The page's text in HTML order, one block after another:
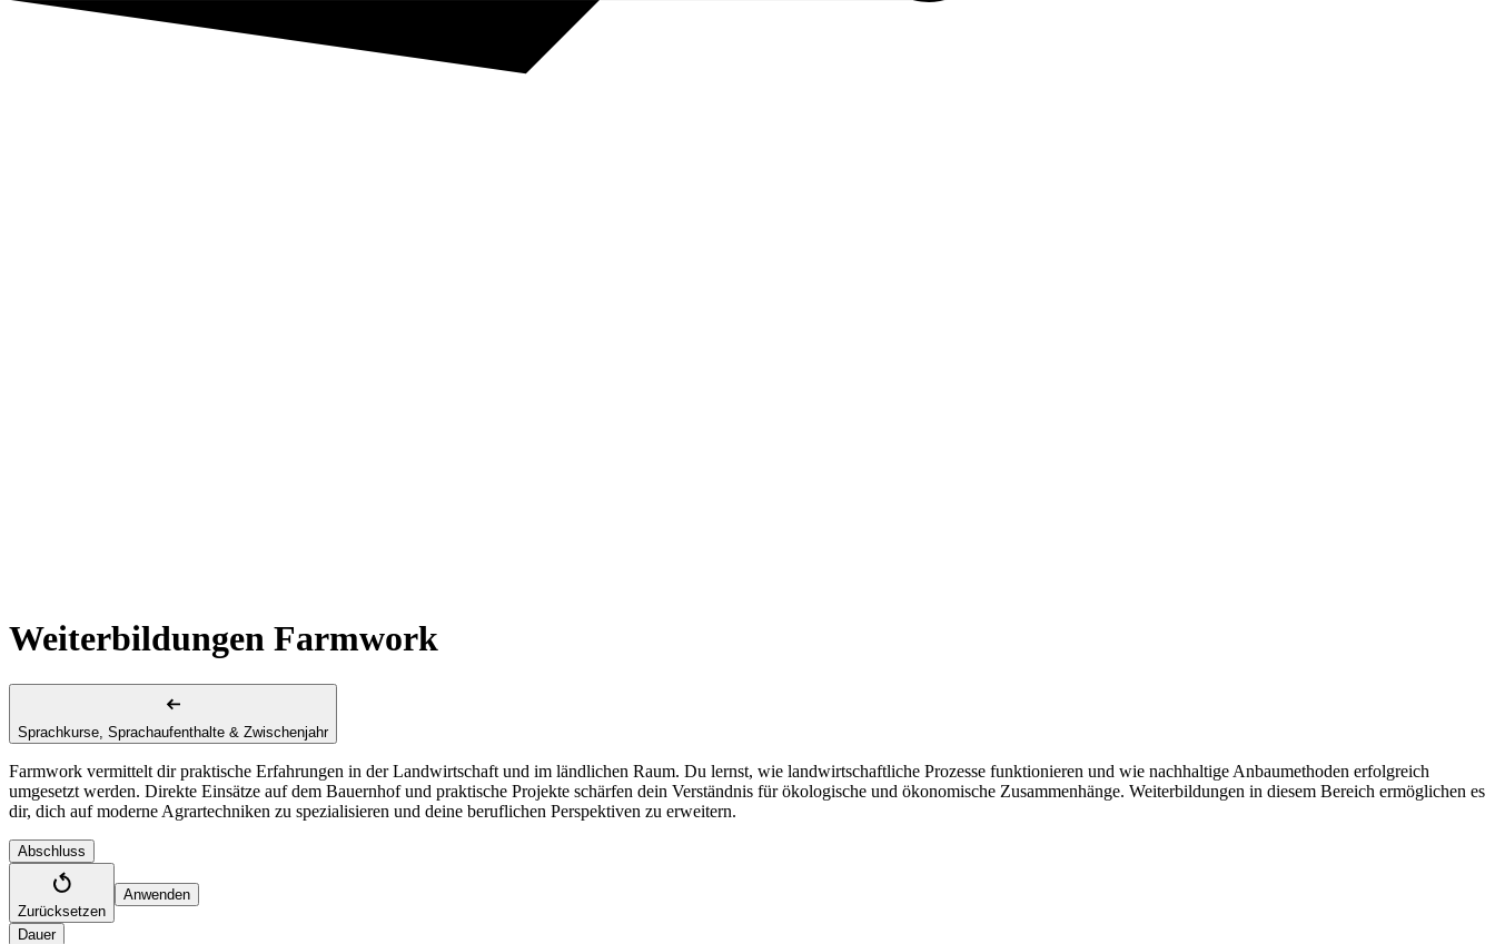
Weiterbildungen Farmwork
Sprachkurse, Sprachaufenthalte & Zwischenjahr
Farmwork vermittelt dir praktische Erfahrungen in der Landwirtschaft und im ländlichen Raum. Du lernst, wie landwirtschaftliche Prozesse funktionieren und wie nachhaltige Anbaumethoden erfolgreich
umgesetzt werden. Direkte Einsätze auf dem Bauernhof und praktische Projekte schärfen dein Verständnis für ökologische und ökonomische Zusammenhänge. Weiterbildungen in diesem Bereich ermöglichen es
dir, dich auf moderne Agrartechniken zu spezialisieren und deine beruflichen Perspektiven zu erweitern.
Abschluss
Zurücksetzen
Anwenden
Dauer